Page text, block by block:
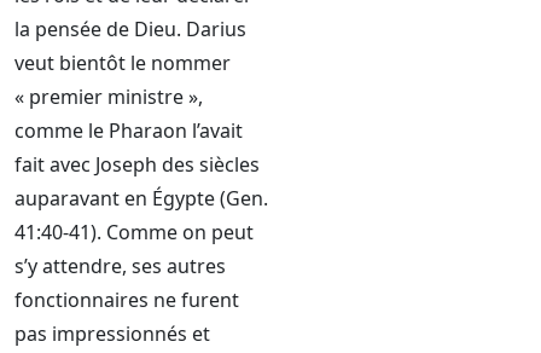
la pensée de Dieu. Darius
veut bientôt le nommer
« premier ministre »,
comme le Pharaon l’avait
fait avec Joseph des siècles
auparavant en Égypte (Gen.
41:40-41). Comme on peut
s’y attendre, ses autres
fonctionnaires ne furent
pas impressionnés et